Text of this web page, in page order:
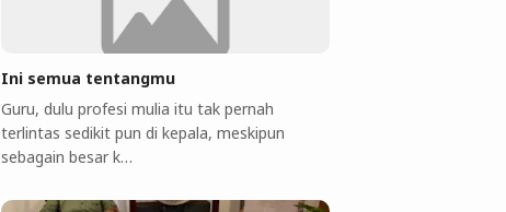
Ini semua tentangmu
Guru, dulu profesi mulia itu tak pernah
terlintas sedikit pun di kepala, meskipun
sebagain besar k…